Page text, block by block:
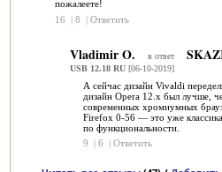
пожалеете!
16
| 8 | Ответить
Vladimir O. в ответ
USB 12.18 RU[06-10-2019]
А сейчас дизайн Vivaldi
дизайн Opera 12.x был лучше,
современных хромиумных
Firefox 0-56 — это уже
по функциональности.
9
6 Ответить